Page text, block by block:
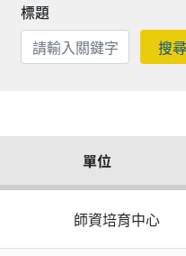
標題
搜尋
單位
師資培育中心